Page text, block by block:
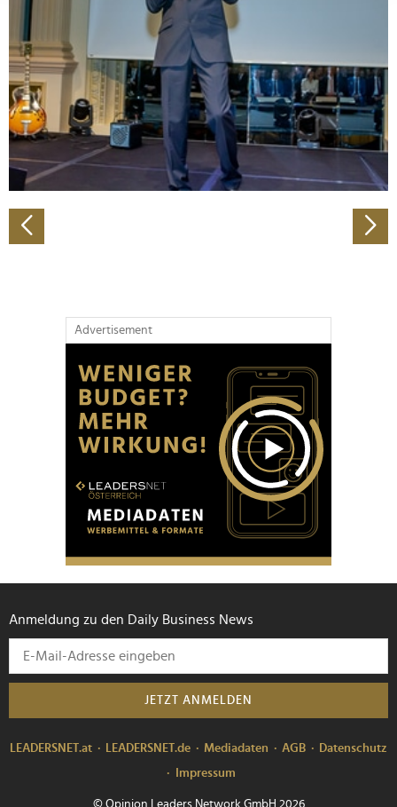
Abschnitt Einzelheitenfest.
Wir verwenden Cookies, um Inhalte und Anzeigen zu
personalisieren, Funktionen für soziale Medien anbieten
zu können und die Zugriffe auf unsere Website zu
analysieren. Außerdem geben wir Informationen zu Ihrer
Verwendung unserer Website an unsere Partner für
soziale Medien, Werbung und Analysen weiter. Unsere
Partner führen diese Informationen möglicherweise mit
haben oder die sie im Rahmen Ihrer Nutzung der Dienste
gesammelt haben.
Advertisement
Anmeldung zu den Daily Business News
JETZT ANMELDEN
LEADERSNET.at LEADERSNET.de Mediadaten AGB
Datenschutz
Impressum